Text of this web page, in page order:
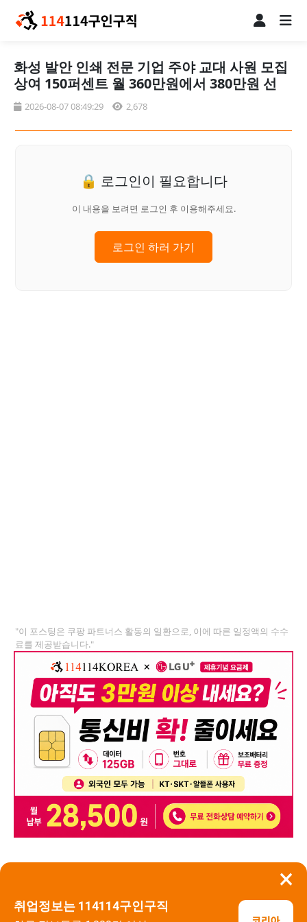
×
취업정보는 114114구인구직
화성 발안 인쇄 전문 기업 주야 교대 사원 모집
상여 150퍼센트 월 360만원에서 380만원 선
2026-08-07 08:49:29 2,678
🔒 로그인이 필요합니다
이 내용을 보려면 로그인 후 이용해주세요.
로그인 하러 가기
"이 포스팅은 쿠팡 파트너스 활동의 일환으로, 이에 따른 일정액의 수수
료를 제공받습니다."